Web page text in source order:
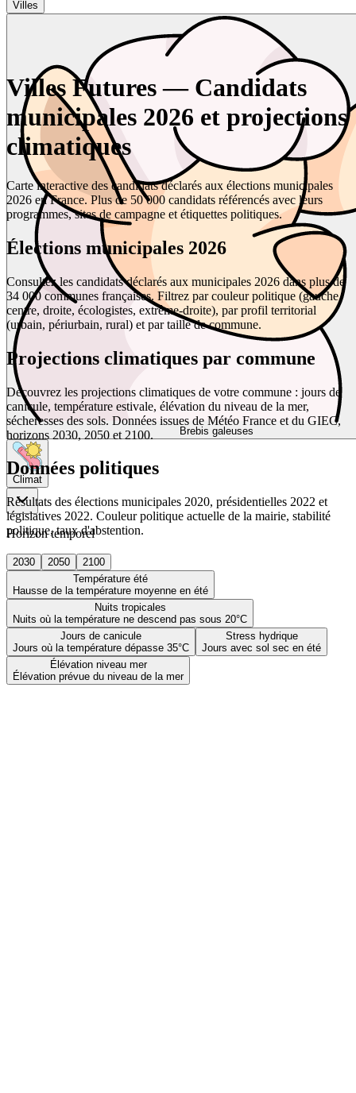
Villes
Brebis galeuses
Climat
Horizon temporel
2030 2050
2100
Température été
Hausse de la température moyenne en été
Nuits tropicales
Nuits où la température ne descend pas sous 20°C
Jours de canicule
Jours où la température dépasse 35°C
Stress hydrique
Jours avec sol sec en été
Élévation niveau mer
Élévation prévue du niveau de la mer
Villes Futures — Candidats
municipales 2026 et projections
climatiques
Carte interactive des candidats déclarés aux élections municipales
2026 en France. Plus de 50 000 candidats référencés avec leurs
programmes, sites de campagne et étiquettes politiques.
Élections municipales 2026
Consultez les candidats déclarés aux municipales 2026 dans plus de
34 000 communes françaises. Filtrez par couleur politique (gauche,
centre, droite, écologistes, extrême-droite), par profil territorial
(urbain, périurbain, rural) et par taille de commune.
Projections climatiques par commune
Découvrez les projections climatiques de votre commune : jours de
canicule, température estivale, élévation du niveau de la mer,
sécheresses des sols. Données issues de Météo France et du GIEC,
horizons 2030, 2050 et 2100.
Données politiques
Résultats des élections municipales 2020, présidentielles 2022 et
législatives 2022. Couleur politique actuelle de la mairie, stabilité
politique, taux d'abstention.